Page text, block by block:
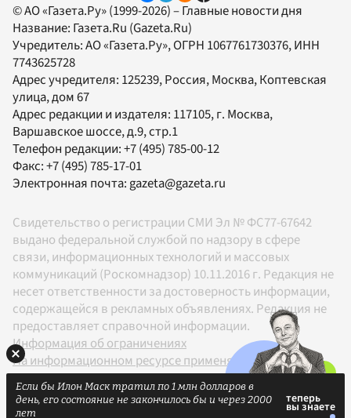
© АО «Газета.Ру» (1999-2026) – Главные новости дня
Название: Газета.Ru (Gazeta.Ru)
Учредитель:АО «Газета.Ру», ОГРН 1067761730376, ИНН
7743625728
Адрес учредителя: 125239, Россия, Москва, Коптевская
улица, дом 67
Адрес редакции и издателя: 117105, г. Москва,
Варшавское шоссе, д.9, стр.1
Телефон редакции:+7 (495) 785-00-12
Факс:+7 (495) 785-17-01
Электронная почта: gazeta@gazeta.ru
Свидетельство о регистрации СМИ Эл № ФС77-67642
выдано федеральной службой по надзору в сфере
связи, информационных технологий и массовых
коммуникаций (Роскомнадзор) 10.11.2016 г. Редакция не
несет ответственности за достоверность информации,
содержащейся в рекламных объявлениях. Редакция не
предоставляет справочной информации.
Информация об ограничениях
На информационном ресурсе применяются
рекомендательные технологии в соответствии с
Правилами
Если бы Илон Маск тратил по 1 млн долларов в
день, его состояние не закончилось бы и через 2000
лет